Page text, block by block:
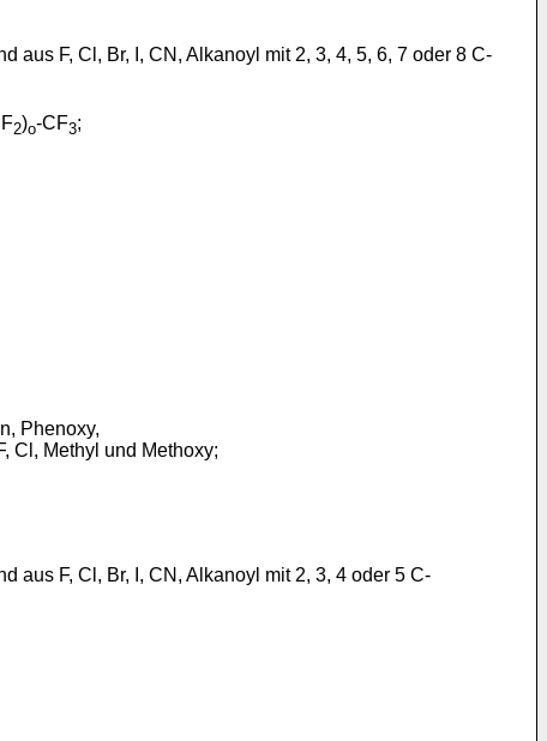
F, Cl, Br, I, CN, Alkanoyl mit 2, 3, 4, 5, 6, 7 oder 8 C-
2)o-CF3;
Phenoxy,
Methyl und Methoxy;
F, Cl, Br, I, CN, Alkanoyl mit 2, 3, 4 oder 5 C-